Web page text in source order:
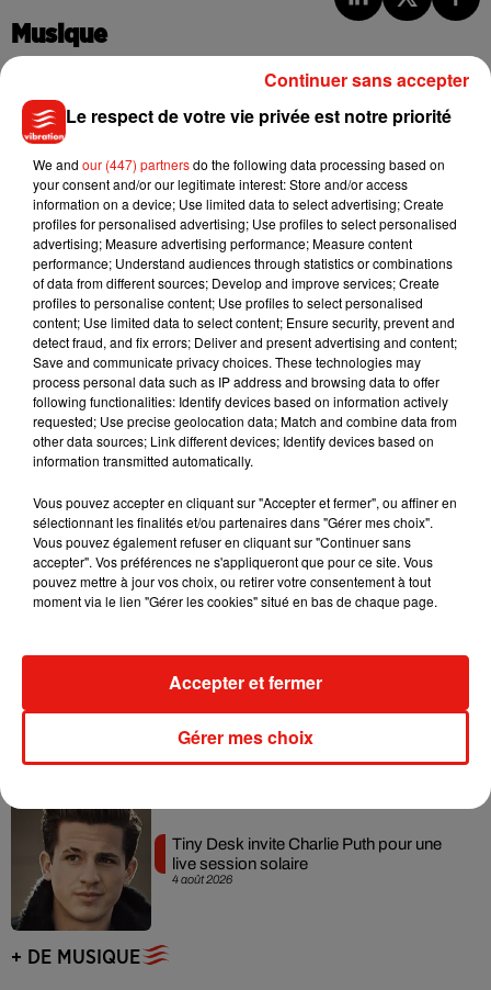
Musique
Julien Lieb s’essaye à la vie de chatelain
dans son nouveau clip
7 août 2026
Madonna sort enfin le remix de « Love
Sensation » avec Kylie Minogue
7 août 2026
Tayc et Didi B dévoilent le single le plus
dansant de l’année
7 août 2026
Angèle et Amélie Lens dévoilent leur
collaboration tant attendue
5 août 2026
Benny Blanco invite Selena Gomez et
Becky G sur son nouveau single
4 août 2026
Tiny Desk invite Charlie Puth pour une
live session solaire
+ DE MUSIQUE
Le respect de votre vie privée est notre priorité
We and our (447) partnersdo the following data processing based on
your consent and/or our legitimate interest: Store and/or access
information on a device; Use limited data to select advertising; Create
profiles for personalised advertising; Use profiles to select personalised
advertising; Measure advertising performance; Measure content
performance; Understand audiences through statistics or combinations
of data from different sources; Develop and improve services; Create
profiles to personalise content; Use profiles to select personalised
content; Use limited data to select content; Ensure security, prevent and
detect fraud, and fix errors; Deliver and present advertising and content;
Save and communicate privacy choices. These technologies may
process personal data such as IP address and browsing data to offer
following functionalities: Identify devices based on information actively
requested; Use precise geolocation data; Match and combine data from
other data sources; Link different devices; Identify devices based on
information transmitted automatically.
Vous pouvez accepter en cliquant sur "Accepter et fermer", ou affiner en
sélectionnant les finalités et/ou partenaires dans "Gérer mes choix".
Vous pouvez également refuser en cliquant sur "Continuer sans
accepter". Vos préférences ne s'appliqueront que pour ce site. Vous
pouvez mettre à jour vos choix, ou retirer votre consentement à tout
moment via le lien "Gérer les cookies" situé en bas de chaque page.
Gérer mes choix
Accepter et fermer
Continuer sans accepter